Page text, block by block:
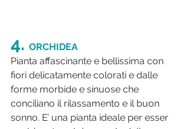
4. ORCHIDEA
Pianta affascinante e bellissima con
fiori delicatamente colorati e dalle
forme morbide e sinuose che
conciliano il rilassamento e il buon
sonno. E’ una pianta ideale per esser